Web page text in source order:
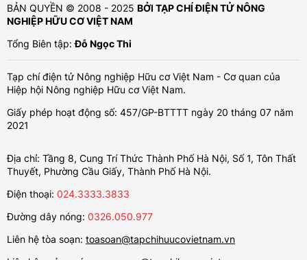
BẢN QUYỀN © 2008 - 2025 BỞI TẠP CHÍ ĐIỆN TỬ NÔNG
NGHIỆP HỮU CƠ VIỆT NAM
Tổng Biên tập:Đỗ Ngọc Thi
Tạp chí điện tử Nông nghiệp Hữu cơ Việt Nam - Cơ quan của
Hiệp hội Nông nghiệp Hữu cơ Việt Nam.
Giấy phép hoạt động số: 457/GP-BTTTT ngày 20 tháng 07 năm
2021
Địa chỉ: Tầng 8, Cung Trí Thức Thành Phố Hà Nội, Số 1, Tôn Thất
Thuyết, Phường Cầu Giấy, Thành Phố Hà Nội.
Điện thoại: 024.3333.3833
Đường dây nóng: 0326.050.977
Liên hệ tòa soạn: toasoan@tapchihuucovietnam.vn